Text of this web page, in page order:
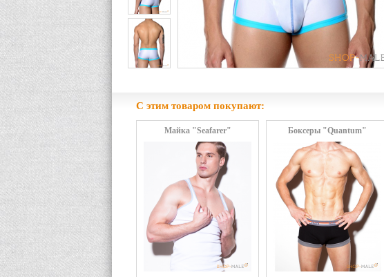
С этим товаром покупают:
Майка "Seafarer" Боксеры "Quantum"